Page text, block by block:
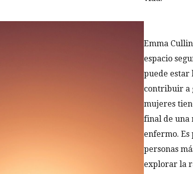
Emma
espacio
puede estar
contribuir a
mujeres
final de una
enfermo.
personas
explorar la